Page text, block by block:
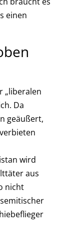
einen
„liberalen
Da
geäußert,
wird
aus
nicht